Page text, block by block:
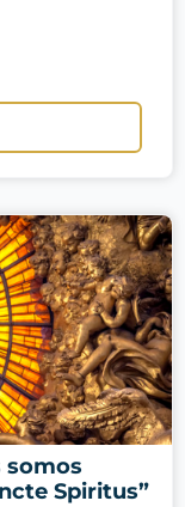
somos
Spiritus”